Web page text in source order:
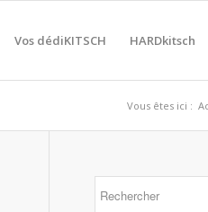
Vos dédiKITSCH HARDkitsch
Vous êtes ici :